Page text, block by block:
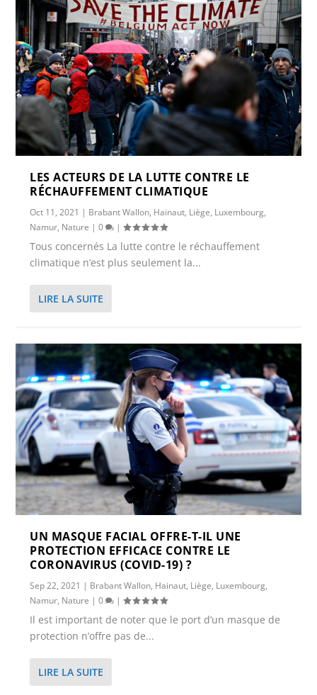
LES ACTEURS DE LA LUTTE CONTRE LE
RÉCHAUFFEMENT CLIMATIQUE
Oct 11, 2021 | Brabant Wallon, Hainaut, Liège, Luxembourg,
Namur, Nature |0 |
Tous concernés La lutte contre le réchauffement
climatique n’est plus seulement la...
LIRE LA SUITE
UN MASQUE FACIAL OFFRE-T-IL UNE
PROTECTION EFFICACE CONTRE LE
CORONAVIRUS (COVID-19) ?
Sep 22, 2021 | Brabant Wallon, Hainaut, Liège, Luxembourg,
Namur, Nature |0 |
Il est important de noter que le port d’un masque de
protection n’offre pas de...
LIRE LA SUITE